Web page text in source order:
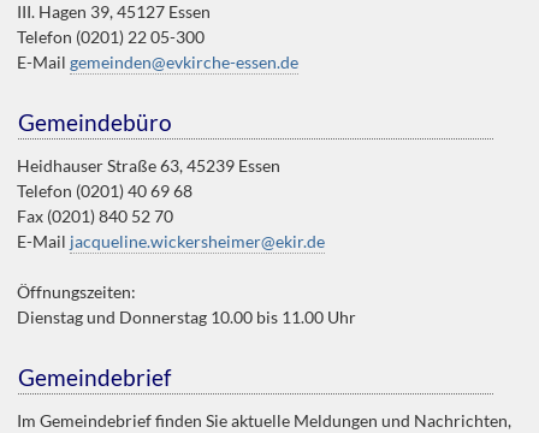
III. Hagen 39, 45127 Essen
Telefon (0201) 22 05-300
E-Mailgemeinden@evkirche-essen.de
Gemeindebüro
Heidhauser Straße 63, 45239 Essen
Telefon (0201) 40 69 68
Fax (0201) 840 52 70
E-Mail jacqueline.wickersheimer@ekir.de
Öffnungszeiten:
Dienstag und Donnerstag 10.00 bis 11.00 Uhr
Gemeindebrief
Im Gemeindebrief finden Sie aktuelle Meldungen und Nachrichten,